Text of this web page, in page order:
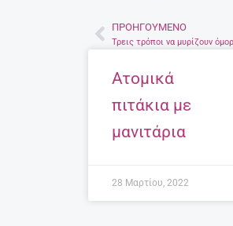
Prev
ΠΡΟΗΓΟΎΜΕΝΟ
Τρεις τρόποι να μυρίζουν
Ατομικά
πιτάκια με
μανιτάρια
28 Μαρτίου, 2022